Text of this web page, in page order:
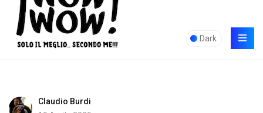
Dark
Claudio Burdi